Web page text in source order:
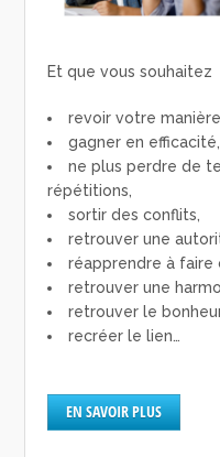
Et que vous souhaitez
revoir votre
gagner en efficacité,
ne plus perdre de
répétitions,
sortir des conflits,
retrouver une
réapprendre à faire
retrouver une
retrouver le
recréer le lien…
EN SAVOIR PLUS